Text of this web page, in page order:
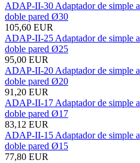
ADAP-II-30 Adaptador de simple a
doble pared Ø30
105,60 EUR
ADAP-II-25 Adaptador de simple a
doble pared Ø25
95,00 EUR
ADAP-II-20 Adaptador de simple a
doble pared Ø20
91,20 EUR
ADAP-II-17 Adaptador de simple a
doble pared Ø17
83,12 EUR
ADAP-II-15 Adaptador de simple a
doble pared Ø15
77,80 EUR